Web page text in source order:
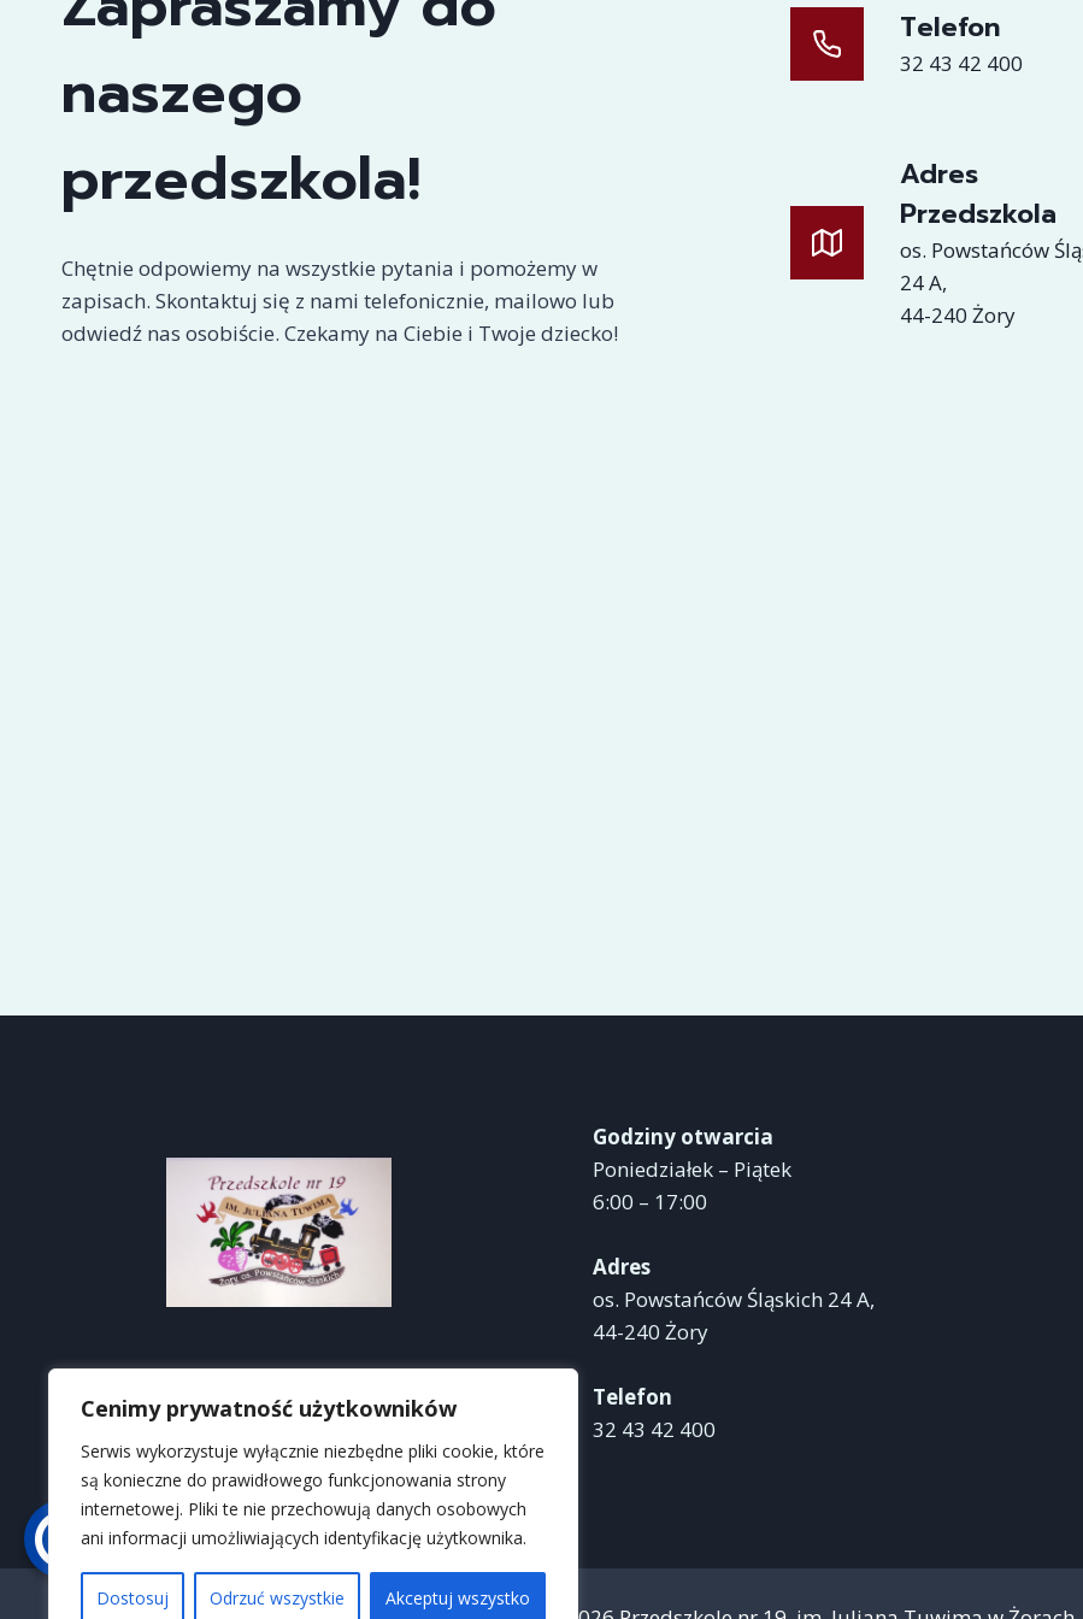
Cenimy prywatność użytkowników
Serwis wykorzystuje wyłącznie niezbędne pliki cookie, które
są konieczne do prawidłowego funkcjonowania strony
internetowej. Pliki te nie przechowują danych osobowych
ani informacji umożliwiających identyfikację użytkownika.
Dostosuj Odrzuć wszystkie Akceptuj wszystko
WYSOKI KONTRAST
naszego
przedszkola!
Chętnie odpowiemy na wszystkie pytania i pomożemy w
zapisach. Skontaktuj się z nami telefonicznie, mailowo lub
odwiedź nas osobiście. Czekamy na Ciebie i Twoje dziecko!
Telefon
32 43 42 400
Adres
Przedszkola
os. Powstańców
24 A,
44-240 Żory
Godziny otwarcia
Poniedziałek – Piątek
6:00 – 17:00
Adres
os. Powstańców Śląskich 24 A,
44-240 Żory
Telefon
32 43 42 400